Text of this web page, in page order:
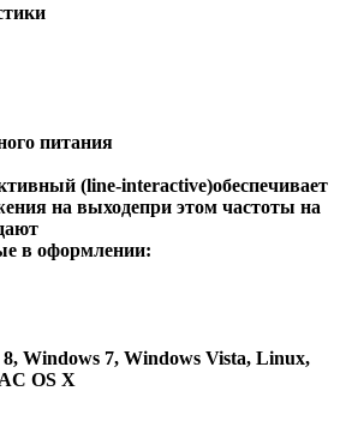
питания
(line-interactive)обеспечивает
на выходепри этом частоты на
в оформлении:
Windows 7, Windows Vista, Linux,
OS X